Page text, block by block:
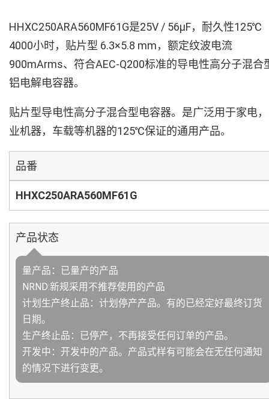
HHXC250ARA560MF61G是25V / 56µF，耐久性125℃
4000小时，贴片型 6.3×5.8 mm，额定纹波电流
900mArms、符合AEC-Q200标准的导电性高分子混合
铝电解电容器。
贴片型导电性高分子混合型电容器。是广泛用于家电
业机器，车载等机器的125℃保证的通用产品。
品番
HHXC250ARA560MF61G
产品状态
量产品：已量产的产品
NRND:新规采用不推荐使用的产品
计划生产终止品：计划停产产品。有的已经定好最终订货
日期。
生产终止品：已停产，不再接受任何订单的产品。
开发中：开发中的产品。产品式样有可能会在无任何通知
的情况下进行变更。